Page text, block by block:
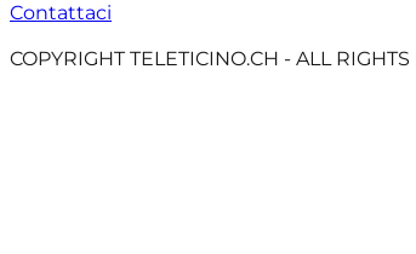
Contattaci
COPYRIGHT TELETICINO.CH - ALL